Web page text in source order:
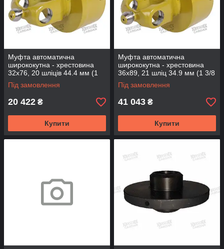
Муфта автоматична
ширококутна - хрестовина
32х76, 20 шліців 44.4 мм (1
3/4”), 2500 Нм (ACWAJ3689-
20-2500)
Під замовлення
20 422 ₴
Купити
Муфта автоматична
ширококутна - хрестовина
36х89, 21 шліц 34.9 мм (1 3/8
”), 2500 Нм (ACWAJ3689-21-
2500)
Під замовлення
41 043 ₴
Купити